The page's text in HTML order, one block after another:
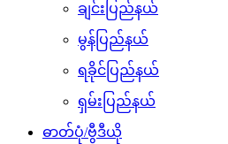
ချင်းပြည်နယ်
မွန်ပြည်နယ်
ရခိုင်ပြည်နယ်
ရှမ်းပြည်နယ်
ဓာတ်ပုံ/ဗွီဒီယို